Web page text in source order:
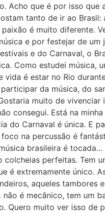
Acho que é por isso que
tanto de ir ao Brasil:
é muito diferente.
e por festejar de um
e do Carnaval, o
Como estudei música,
vida é estar no Rio
da música, do
muito de vivenciar
consegui. Está na
do Carnaval é única. E
na percussão é
brasileira é tocada…
colcheias perfeitas. Tem
é extremamente único.
aqueles tambores
é mecânico, tem um
Quero muito ver isso de